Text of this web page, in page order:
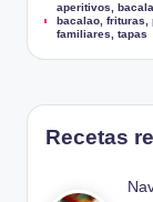
Etiquetas:
aperitivos,
bacalao, frituras,
familiares, tapas
Recetas